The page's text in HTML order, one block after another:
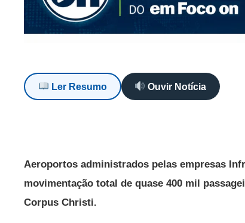
Ler Resumo Ouvir Notícia
Aeroportos administrados pelas empresas
movimentação total de quase 400 mil
Corpus Christi.